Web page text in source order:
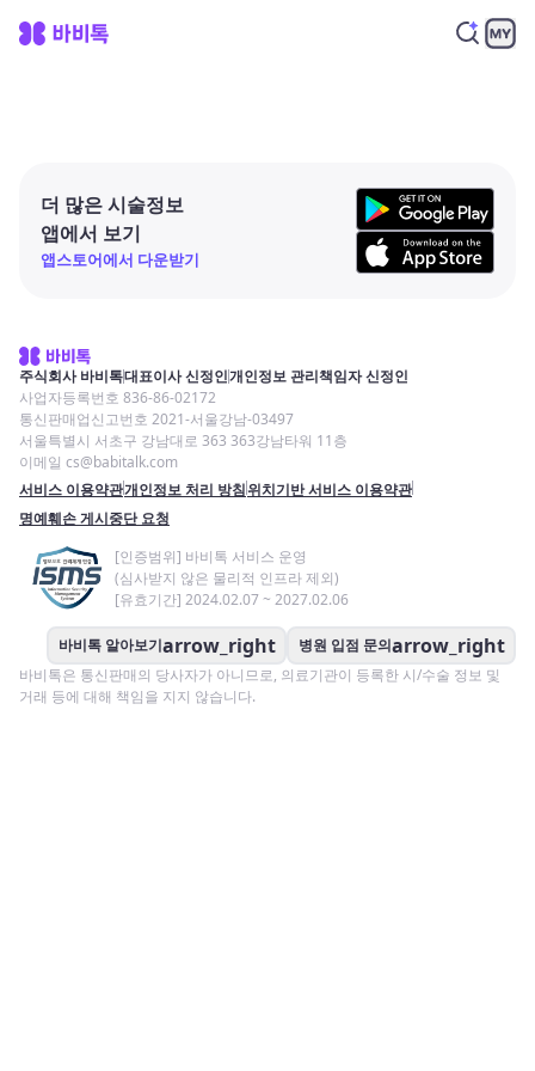
더 많은 시술정보
앱에서 보기
앱스토어에서 다운받기
주식회사 바비톡대표이사 신정인개인정보 관리책임자 신정인
사업자등록번호 836-86-02172
통신판매업신고번호 2021-서울강남-03497
서울특별시 서초구 강남대로 363 363강남타워 11층
이메일 cs@babitalk.com
서비스 이용약관개인정보 처리 방침위치기반 서비스 이용약관
명예훼손 게시중단 요청
[인증범위] 바비톡 서비스 운영
(심사받지 않은 물리적 인프라 제외)
[유효기간] 2024.02.07 ~ 2027.02.06
바비톡 알아보기arrow_right 병원 입점 문의arrow_right
바비톡은 통신판매의 당사자가 아니므로, 의료기관이 등록한 시/수술 정보 및
거래 등에 대해 책임을 지지 않습니다.